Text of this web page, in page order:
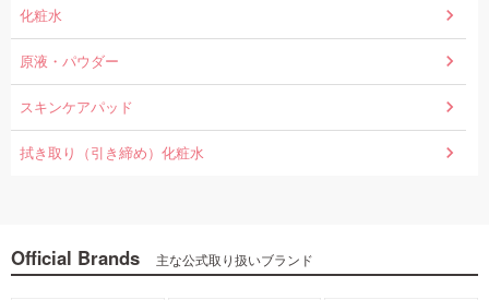
化粧水
原液・パウダー
スキンケアパッド
拭き取り（引き締め）化粧水
Official Brands 主な公式取り扱いブランド